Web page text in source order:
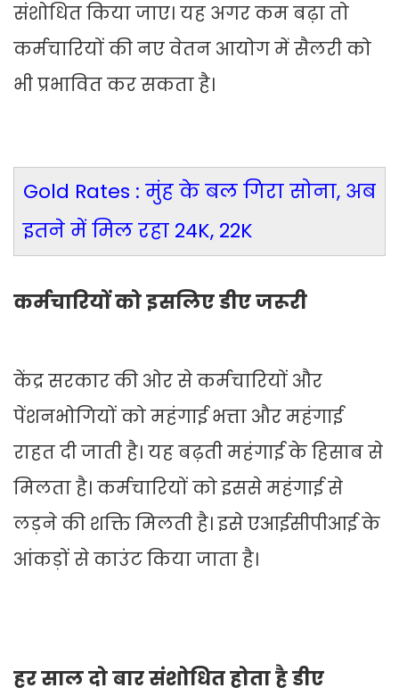
संशोधित किया जाए। यह अगर कम बढ़ा तो
कर्मचारियों की नए वेतन आयोग में सैलरी को
भी प्रभावित कर सकता है।
Gold Rates : मुंह के बल गिरा सोना, अब
इतने में मिल रहा 24K, 22K
कर्मचारियों को इसलिए डीए जरूरी
केंद्र सरकार की ओर से कर्मचारियों और
पेंशनभोगियों को महंगाई भत्ता और महंगाई
राहत दी जाती है। यह बढ़ती महंगाई के हिसाब से
मिलता है। कर्मचारियों को इससे महंगाई से
लड़ने की शक्ति मिलती है। इसे एआईसीपीआई के
आंकड़ों से काउंट किया जाता है।
हर साल दो बार संशोधित होता है डीए